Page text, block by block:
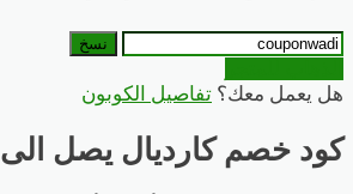
نسخ
هل يعمل معك؟ تفاصيل الكوبون
كود خصم كارديال يصل الى 35%